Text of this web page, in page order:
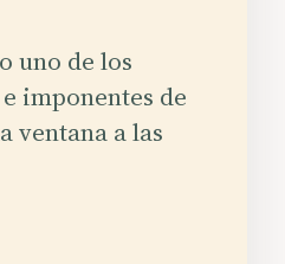
uno de los
imponentes de
ventana a las